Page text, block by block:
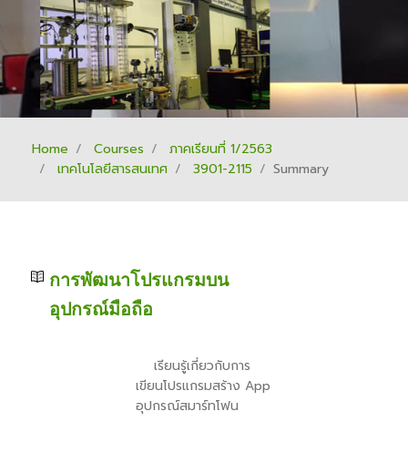
Home Courses
ภาคเรียนที่ 1/2563
เทคโนโลยีสารสนเทศ
3901-2115 Summary
การพัฒนาโปรแกรมบน
อุปกรณ์มือถือ
เรียนรู้เกี่ยวกับการ
เขียนโปรแกรมสร้าง App
อุปกรณ์สมาร์ทโฟน